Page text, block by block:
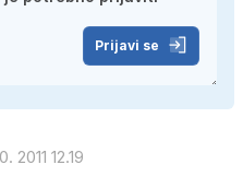
Prijavi se
2011 12.19